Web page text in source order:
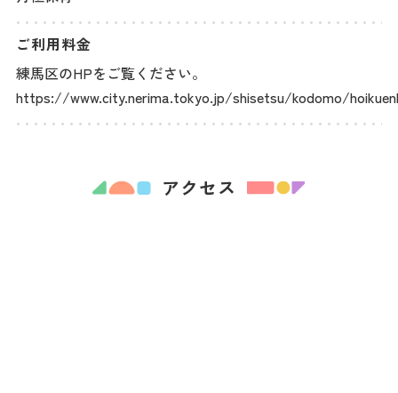
ご利用料金
練馬区のHPをご覧ください。
https://www.city.nerima.tokyo.jp/shisetsu/kodomo/
アクセス